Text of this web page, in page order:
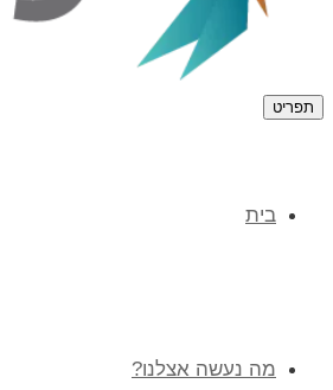
תפריט
בית
מה נעשה אצלנו?